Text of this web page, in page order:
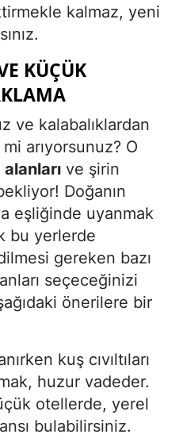
kalmaz, yeni
KÜÇÜK
ve kalabalıklardan
arıyorsunuz? O
ve şirin
Doğanın
eşliğinde uyanmak
bu yerlerde
gereken bazı
seçeceğinizi
önerilere bir
kuş cıvıltıları
huzur vadeder.
otellerde, yerel
bulabilirsiniz.